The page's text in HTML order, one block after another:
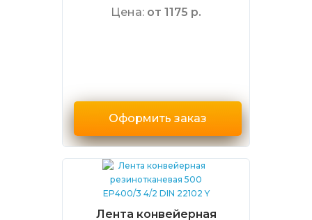
Цена: от 1175 р.
Оформить заказ
Лента конвейерная